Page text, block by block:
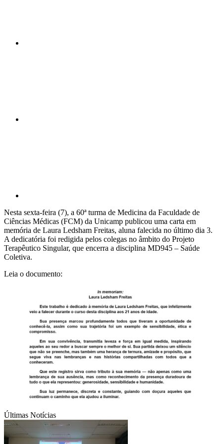
Nesta sexta-feira (7), a 60ª turma de Medicina da Faculdade de
Ciências Médicas (FCM) da Unicamp publicou uma carta em
memória de Laura Ledsham Freitas, aluna falecida no último dia 3.
A dedicatória foi redigida pelos colegas no âmbito do Projeto
Terapêutico Singular, que encerra a disciplina MD945 – Saúde
Coletiva.
Leia o documento:
Últimas Notícias